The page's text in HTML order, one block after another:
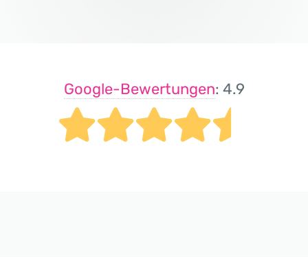
Google-Bewertungen: 4.9